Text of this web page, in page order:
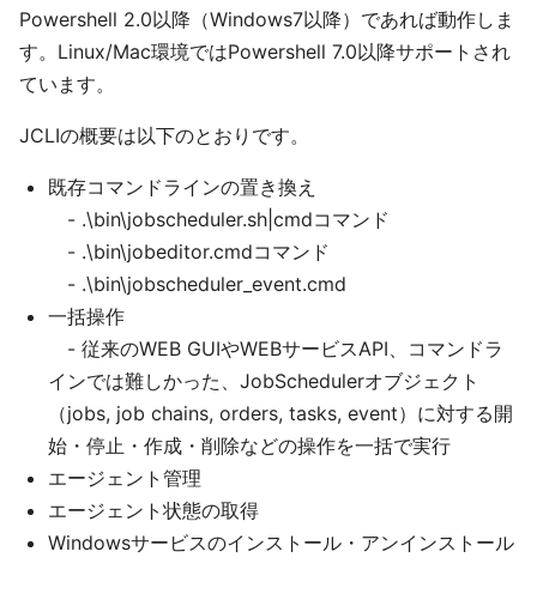
Powershell 2.0以降（Windows7以降）であれば動作しま
す。Linux/Mac環境ではPowershell 7.0以降サポートされ
ています。
JCLIの概要は以下のとおりです。
既存コマンドラインの置き換え
- .\bin\jobscheduler.sh|cmdコマンド
- .\bin\jobeditor.cmdコマンド
- .\bin\jobscheduler_event.cmd
一括操作
- 従来のWEB GUIやWEBサービスAPI、コマンドラ
インでは難しかった、JobSchedulerオブジェクト
（jobs, job chains, orders, tasks, event）に対する開
始・停止・作成・削除などの操作を一括で実行
エージェント管理
エージェント状態の取得
Windowsサービスのインストール・アンインストール